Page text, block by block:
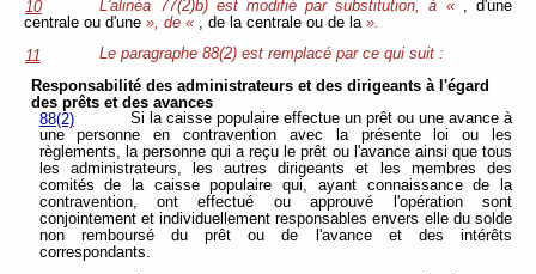
10 L'alinéa 77(2)b) est modifié par substitution, à «
, d'une
centrale ou d'une », de « , de la centrale ou de la ».
11
Le paragraphe 88(2) est remplacé par ce qui suit :
Responsabilité des administrateurs et des dirigeants à l'égard
des prêts et des avances
88(2)
Si la caisse populaire effectue un prêt ou une avance à
une personne en contravention avec la présente loi ou les
règlements, la personne qui a reçu le prêt ou l'avance ainsi que tous
les administrateurs, les autres dirigeants et les membres des
comités de la caisse populaire qui, ayant connaissance de la
contravention, ont effectué ou approuvé l'opération sont
conjointement et individuellement responsables envers elle du solde
non remboursé du prêt ou de l'avance et des intérêts
correspondants.